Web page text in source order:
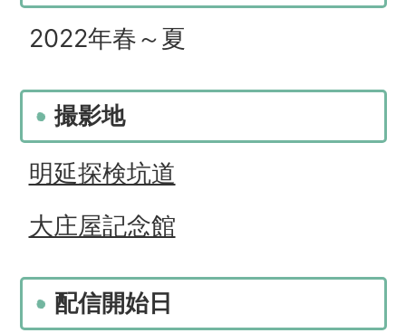
2022年春～夏
撮影地
明延探検坑道
大庄屋記念館
配信開始日